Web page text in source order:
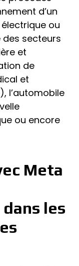
d’un
électrique ou
des secteurs
et
de
et
l’automobile
ou encore
Meta
les